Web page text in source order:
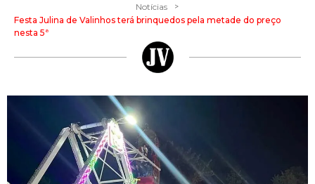
Notícias >
Festa Julina de Valinhos terá brinquedos pela metade do preço
nesta 5ª